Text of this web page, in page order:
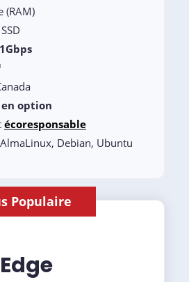
(RAM)
1Gbps
en option
écoresponsable
Debian, Ubuntu
Populaire
Edge